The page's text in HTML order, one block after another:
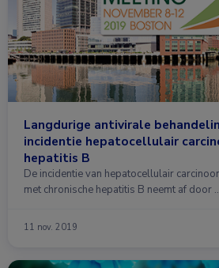
Langdurige antivirale
incidentie hepatocellulair
hepatitis B
De incidentie van hepatocellulair
met chronische hepatitis B neemt af door
11 nov. 2019